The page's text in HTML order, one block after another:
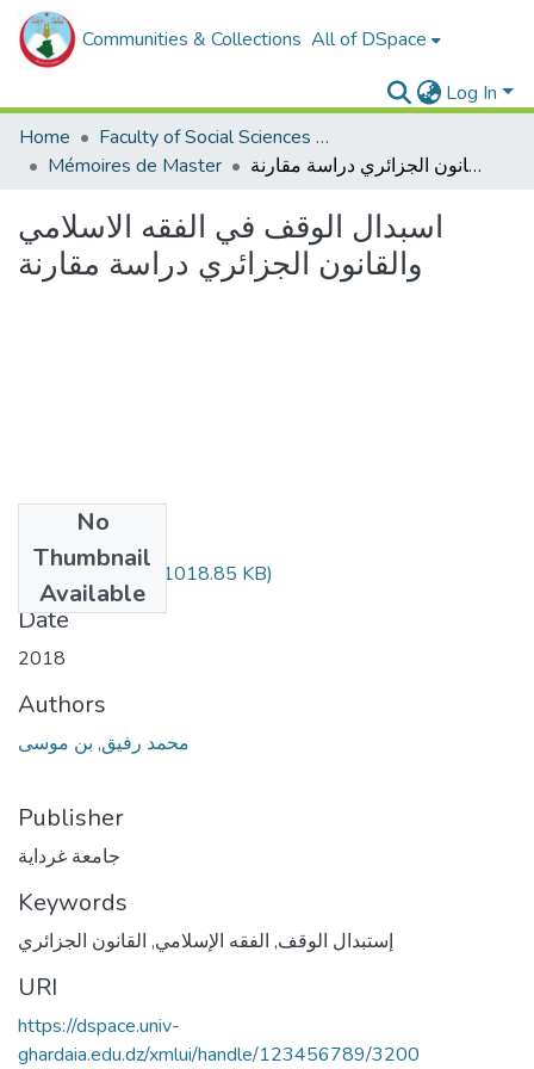
Communities & Collections All of DSpace
Log In
Home
Faculty of Social Sciences and Humanities
Mémoires de Master
اسبدال الوقف في الفقه الاسلامي والقانون الجزائري دراسة مقارنة
اسبدال الوقف في الفقه الاسلامي
والقانون الجزائري دراسة مقارنة
No
Thumbnail
Available
210.04.175.pdf (1018.85 KB)
Date
2018
Authors
محمد رفيق, بن موسى
Publisher
جامعة غرداية
Keywords
إستبدال الوقف, الفقه الإسلامي, القانون الجزائري
URI
https://dspace.univ-
ghardaia.edu.dz/xmlui/handle/123456789/3200